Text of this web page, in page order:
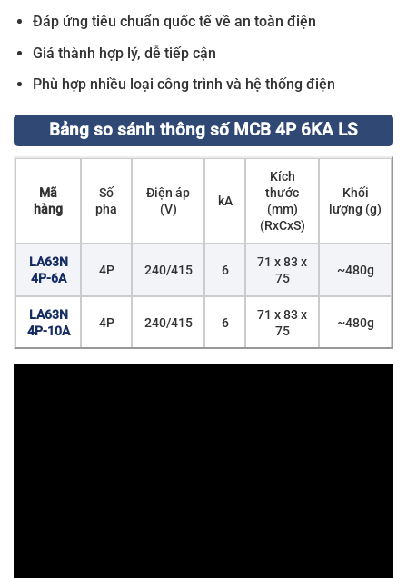
Đáp ứng tiêu chuẩn quốc tế về an toàn điện
Giá thành hợp lý, dễ tiếp cận
Phù hợp nhiều loại công trình và hệ thống điện
Bảng so sánh thông số MCB 4P 6KA LS
Mã
hàng
Số
pha
Điện áp
(V)
kA
Kích
thước
(mm)
(RxCxS)
Khối
lượng (g)
LA63N
4P-6A
4P 240/415 6
71 x 83 x
75
~480g
LA63N
4P-10A
4P 240/415 6
71 x 83 x
75
~480g
LA63N
71 x 83 x